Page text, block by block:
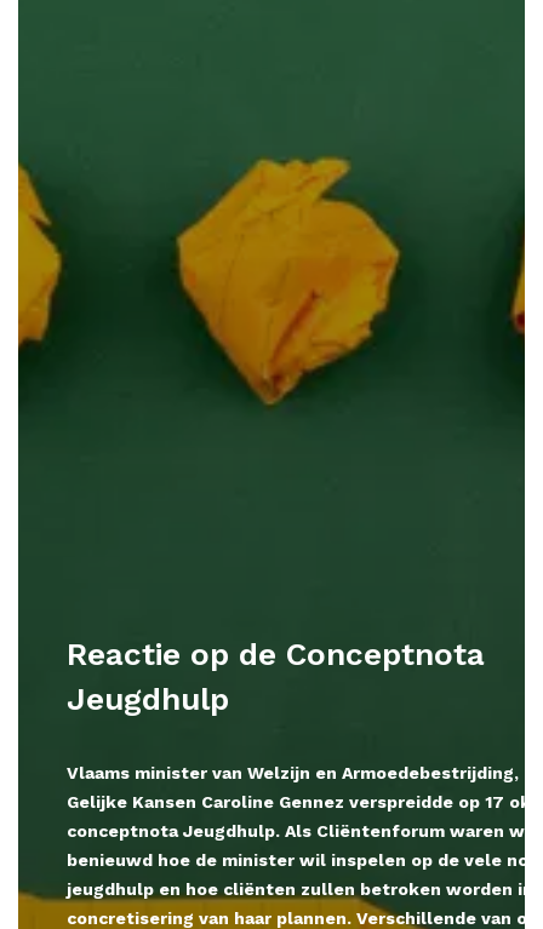
Reactie op de Conceptnota
Jeugdhulp
Vlaams minister van Welzijn en Armoedebestrijding,
Gelijke Kansen Caroline Gennez verspreidde op 17
conceptnota Jeugdhulp. Als Cliëntenforum waren we
benieuwd hoe de minister wil inspelen op de vele
jeugdhulp en hoe cliënten zullen betroken worden in
concretisering van haar plannen. Verschillende van